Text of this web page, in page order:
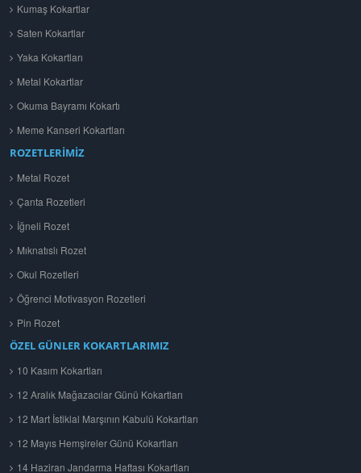
Kumaş Kokartlar
Saten Kokartlar
Yaka Kokartları
Metal Kokartlar
Okuma Bayramı Kokartı
Meme Kanseri Kokartları
ROZETLERİMİZ
Metal Rozet
Çanta Rozetleri
İğneli Rozet
Mıknatıslı Rozet
Okul Rozetleri
Öğrenci Motivasyon Rozetleri
Pin Rozet
ÖZEL GÜNLER KOKARTLARIMIZ
10 Kasım Kokartları
12 Aralık Mağazacılar Günü Kokartları
12 Mart İstiklal Marşının Kabulü Kokartları
12 Mayıs Hemşireler Günü Kokartları
14 Haziran Jandarma Haftası Kokartları